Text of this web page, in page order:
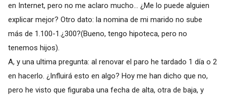
en Internet, pero no me aclaro mucho... ¿Me lo puede alguien
explicar mejor? Otro dato: la nomina de mi marido no sube
más de 1.100-1.¿300?(Bueno, tengo hipoteca, pero no
tenemos hijos).
A, y una ultima pregunta: al renovar el paro he tardado 1 día o 2
en hacerlo. ¿Influirá esto en algo? Hoy me han dicho que no,
pero he visto que figuraba una fecha de alta, otra de baja, y